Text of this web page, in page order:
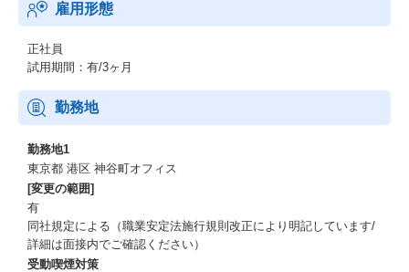
雇用形態
正社員
試用期間：有/3ヶ月
勤務地
勤務地1
東京都 港区 神谷町オフィス
[変更の範囲]
有
同社規定による（職業安定法施行規則改正により明記しています/
詳細は面接内でご確認ください）
受動喫煙対策